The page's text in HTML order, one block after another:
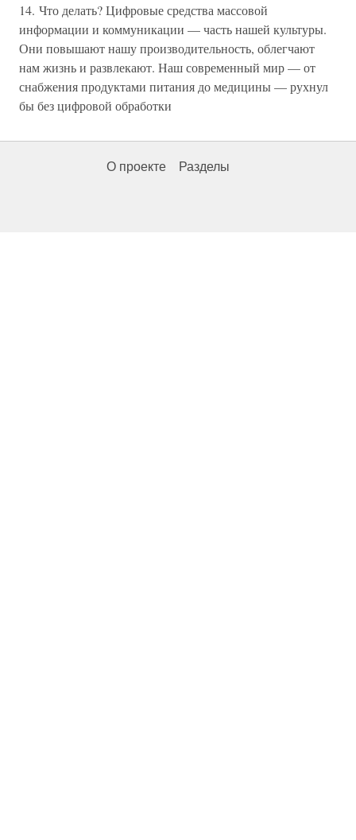
14. Что делать? Цифровые средства массовой
информации и коммуникации — часть нашей культуры.
Они повышают нашу производительность, облегчают
нам жизнь и развлекают. Наш современный мир — от
снабжения продуктами питания до медицины — рухнул
бы без цифровой обработки
О проекте Разделы